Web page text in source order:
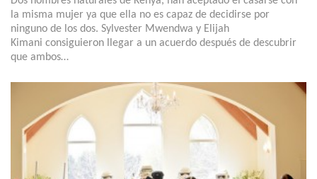
la misma mujer ya que ella no es capaz de decidirse por
ninguno de los dos. Sylvester Mwendwa y Elijah
Kimani consiguieron llegar a un acuerdo después de descubrir
que ambos…